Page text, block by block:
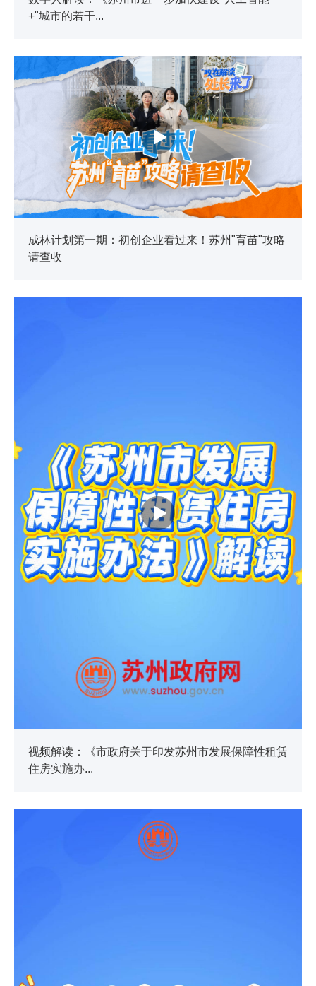
+"城市的若干...
成林计划第一期：初创企业看过来！苏州"育苗"攻略
请查收
视频解读：《市政府关于印发苏州市发展保障性租赁
住房实施办...